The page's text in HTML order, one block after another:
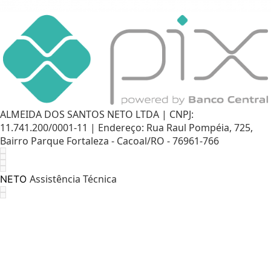
ALMEIDA DOS SANTOS NETO LTDA | CNPJ:
11.741.200/0001-11 | Endereço: Rua Raul Pompéia, 725,
Bairro Parque Fortaleza - Cacoal/RO - 76961-766
NETO Assistência Técnica